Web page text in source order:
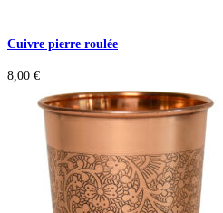
Cuivre pierre roulée
8,00 €